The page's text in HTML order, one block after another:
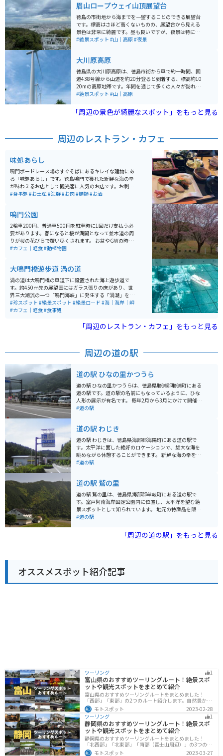
門橋、淡路島、和歌山県まで望むことができます。蒲生
田岬灯台は大正13年（1924年）に点灯され、岩礁が多
く、潮流の早い紀伊水道において、海上交通の安全を守
る重要な役割を担ってきました。また、灯台は2016年に
「恋する灯台」として認定され、恋人たちのパワースポ
旦には四国で最初の初日の出を見るために多くの人々が
訪れます。
眉山ロープウェイ山頂展望台
徳島の市街地から海までを一望することのできる展望台
です。標高はさほど高くないものの、展望台から見える
景色は非常に綺麗です。昼も良いですが、夜景は特に素
晴らしい景色を見ることができます。ロープウェイから
#絶景スポット #山｜高原#夜景
大川原高原
徳島県の大川原高原は、徳島市街から車で約一時間、国
道438号線から山道を約20分登ると到着する、標高約10
20mの高原地帯です。年間を通じて多くの人々が訪れ
る、豊かな自然と絶景を満喫できるスポットです。 大川
山々や阿讃山脈、紀伊水道を見渡すことができます。ま
た、村営の放牧場や生活環境保全林、約5haのアワミツ
ており、7月上旬には高原を青く染めます。また、昭和3
の風車が15基設置されています。大川原高原一帯は希少
な植物が数多く残る森林地帯を有しており、自然溢れる
観光スポットとなっています。
#絶景スポット #山｜高原
「周辺の景色が綺麗なスポット」をもっと見る
周辺のレストラン・カフェ
味処あらし
鳴門ボードレース場のすぐそばにあるキレイな建物にあ
る「味処あらし」です。徳島鳴門で獲れた新鮮な海の幸
が味わえるお店として観光客に人気のお店です。お刺身
からお寿司、揚げ物、煮物まで、なんでも美味しくいた
#食事処 #お土産#海鮮#お肉#麺類#お酒
鳴門公園
2輪車200円、普通車500円を駐車時に1回だけ支払う必
要があります。春になると桜が満開となって並木道の周
りが桜の花びらで覆い尽くされます。 お盆やGWの時期
は繁忙期となり臨時駐車場が 亀浦観光港に用意されま
した等の飲食店が近くにあるため、公園で散歩や休憩を
する以外にも楽しめる時間が多いのでおすすめです。 周
年記念として不定期で催されるスタンプラリーでは散歩
コースが3つ選べます。一番長い散歩コースでは45分以
上歩く周遊コースとなっていますので隣接する施設と共
にゆったりとした徳島の自然を肌で感じられてオススメ
#カフェ｜軽食#動植物園
大鳴門橋遊歩道 渦の道
渦の道は大鳴門橋の車道下に設置された海上遊歩道で
す。約450ｍ先の展望室にはガラス張りの床があり、世
界三大潮流の一つ「鳴門海峡」に発生する「渦潮」を、
約45ｍの高さから、覗き込むことが出来ます。 渦潮の発
生時間は毎日違うため、事前に確認（渦の道ホームペー
#珍スポット #絶景スポット #絶景ロード #海｜海岸｜岬
#カフェ｜軽食#食事処
「周辺のレストラン・カフェ」をもっと見る
周辺の道の駅
道の駅 ひなの里かつうら
道の駅 ひなの里かつうらは、徳島県勝浦郡勝浦町にある
道の駅です。道の駅の名前にもなっているように、ひな
人形の展示が有名です。 毎年2月から3月にかけて開催さ
れる「ビッグひな祭り」は、全国から約3万体のひな人
色がおすすめです。 地元の特産品である、ゆずを使った
加工品や、阿波晩茶なども販売されています。
#道の駅
道の駅 わじき
道の駅 わじきは、徳島県海部郡海陽町にある道の駅で
す。太平洋に面した絶好のロケーションで、雄大な海を
眺めながら休憩することができます。 新鮮な海の幸を使
った料理が自慢のレストランや、地元の特産品を販売す
すすめです。 バイクで訪れる場合、道の駅 わじきは広い
駐車場があるので安心して駐車できます。また、太平洋
を眺めながら走る海岸線は、ツーリングにも最適です。
周辺には、海水浴場やキャンプ場など、自然を満喫でき
るスポットも点在しています。道の駅 わじきを拠点に、
#道の駅
道の駅 鷲の里
道の駅 鷲の里は、徳島県海部郡牟岐町にある道の駅で
す。室戸阿南海岸国定公園内に位置し、太平洋を望む絶
景スポットとして知られています。 地元の特産品を販売
するショップでは、新鮮な魚介類や農産物を購入できま
地元料理が楽しめます。また、展望台からは雄大な太平
洋を一望でき、特に夕暮れ時は息をのむような美しさで
やキャンプ場など、自然を満喫できるスポットも点在し
ています。 名産品としては、鳴門わかめ、阿波尾鶏、す
だちなどが挙げられます。道の駅で購入できるほか、周
#道の駅
「周辺の道の駅」をもっと見る
オススメスポット紹介記事
ツーリング 1
富山県のおすすめツーリングルート！絶景スポ
ットや観光スポットをまとめて紹介
富山県のおすすめツーリングルートをまとめました！
「西部」「東部」の2つのルート紹介します。自然豊かな
山と海、温泉が充実しており、美術館などもあるので、
自然を満喫するツーリングができます。バイクで富山県
にツーリングに行く際は参考にしてください。
モトスポット
2023-02-28
ツーリング
1
静岡県のおすすめツーリングルート！絶景スポ
ットや観光スポットをまとめて紹介
静岡県のおすすめツーリングルートをまとめました！
「北西部」「北東部」「南部（富士山周辺）」の3つのル
ート紹介します。富士山を中心に自然豊かな景色や食事
モトスポット 2023-03-27